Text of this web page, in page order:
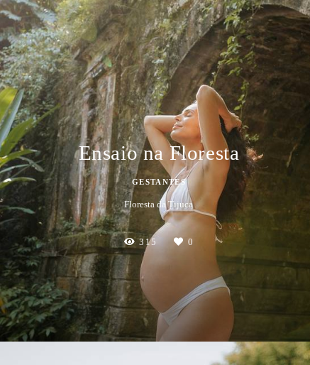
Ensaio na Floresta
GESTANTES
Floresta da Tijuca
315 0